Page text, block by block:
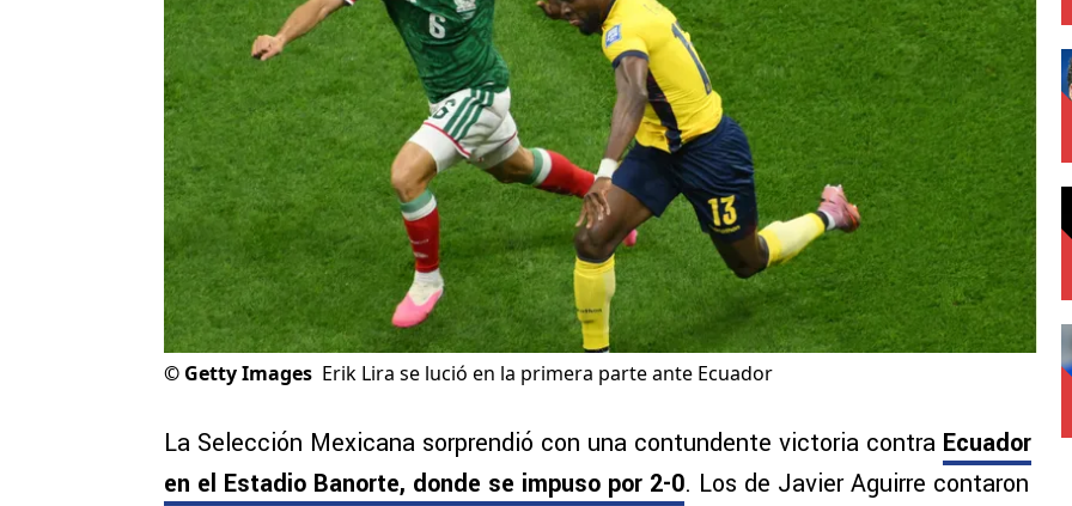
© Getty Images Erik Lira se lució en la primera parte ante Ecuador
La Selección Mexicana sorprendió con una contundente victoria contra Ecuador
en el Estadio Banorte, donde se impuso por 2-0. Los de Javier Aguirre contaron